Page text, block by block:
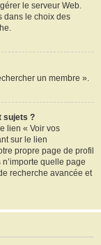
le serveur Web.
dans le choix des
un membre ».
sujets ?
lien « Voir vos
sur le lien
propre page de profil
quelle page
recherche avancée et